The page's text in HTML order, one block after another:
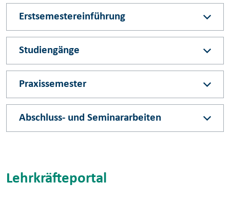
Erstsemestereinführung
Studiengänge
Praxissemester
Abschluss- und Seminararbeiten
Lehrkräfteportal